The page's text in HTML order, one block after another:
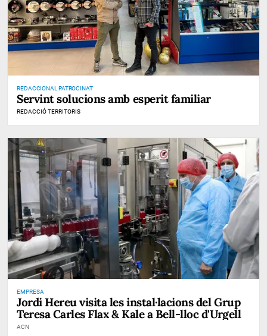
REDACCIONAL PATROCINAT
Servint solucions amb esperit familiar
REDACCIÓ TERRITORIS
EMPRESA
Jordi Hereu visita les instal·lacions del Grup
Teresa Carles Flax & Kale a Bell-lloc d'Urgell
ACN